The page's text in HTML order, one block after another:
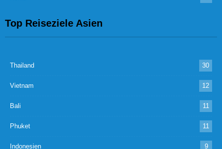
Top Reiseziele Asien
Thailand 30
Vietnam 12
Bali 11
Phuket 11
Indonesien 9